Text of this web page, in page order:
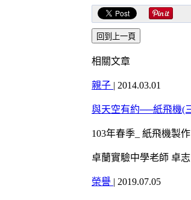
相關文章
親子 | 2014.03.01
與天空有約──紙飛機(
103年春季_ 紙飛機製
卓蘭實驗中學老師 卓
榮譽 | 2019.07.05